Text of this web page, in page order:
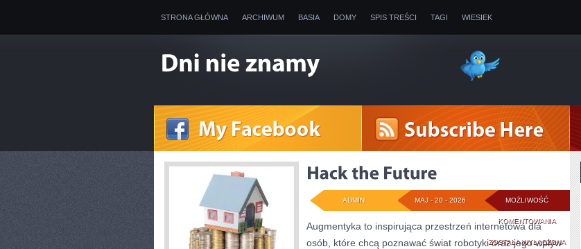
STRONA GŁÓWNA ARCHIWUM BASIA DOMY SPIS TREŚCI TAGI WIESIEK
MOŻLIWOŚĆ
KOMENTOWANIAHACK
THE
ZOSTAŁA WYŁĄCZONA
MAJ - 20 - 2026
ADMIN
Augmentyka to inspirująca przestrzeń internetowa dla
osób, które chcą poznawać świat robotyki oraz jego wpływ